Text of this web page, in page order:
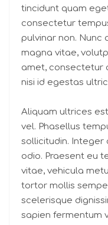
tincidunt quam
consectetur
pulvinar non. Nunc
magna vitae,
amet, consectetur
nisi id egestas
Aliquam ultrices
vel. Phasellus
sollicitudin. Integer
odio. Praesent eu
vitae, vehicula
tortor mollis
scelerisque
sapien fermentum